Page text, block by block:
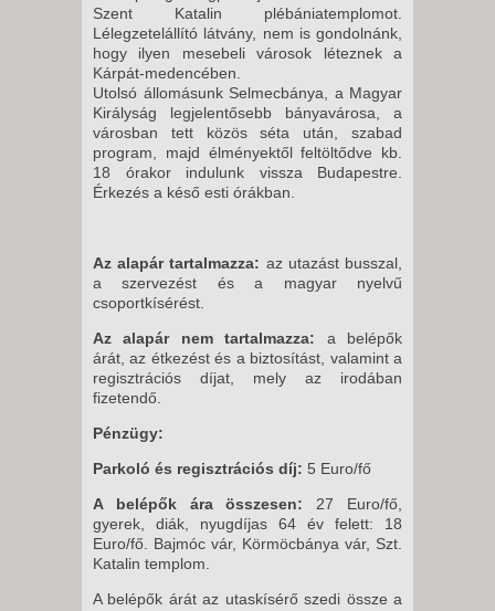
Szent Katalin plébániatemplomot.
Lélegzetelállító látvány, nem is gondolnánk,
hogy ilyen mesebeli városok léteznek a
Kárpát-medencében.
Utolsó állomásunk Selmecbánya, a Magyar
Királyság legjelentősebb bányavárosa, a
városban tett közös séta után, szabad
program, majd élményektől feltöltődve kb.
18 órakor indulunk vissza Budapestre.
Érkezés a késő esti órákban.
Az alapár tartalmazza: az utazást busszal,
a szervezést és a magyar nyelvű
csoportkísérést.
Az alapár nem tartalmazza: a belépők
árát, az étkezést és a biztosítást, valamint a
regisztrációs díjat, mely az irodában
fizetendő.
Pénzügy:
Parkoló és regisztrációs díj: 5 Euro/fő
A belépők ára összesen: 27 Euro/fő,
gyerek, diák, nyugdíjas 64 év felett: 18
Euro/fő. Bajmóc vár, Körmöcbánya vár, Szt.
Katalin templom.
A belépők árát az utaskísérő szedi össze a